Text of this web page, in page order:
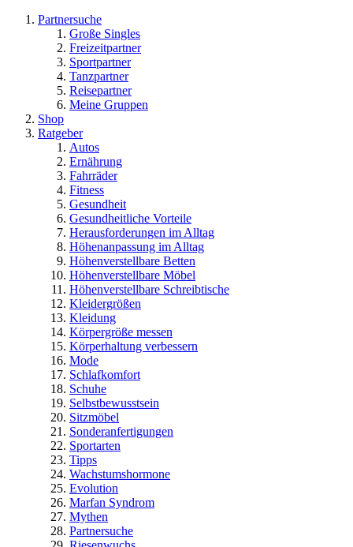
Partnersuche
Große Singles
Freizeitpartner
Sportpartner
Tanzpartner
Reisepartner
Meine Gruppen
Shop
Ratgeber
Autos
Ernährung
Fahrräder
Fitness
Gesundheit
Gesundheitliche Vorteile
Herausforderungen im Alltag
Höhenanpassung im Alltag
Höhenverstellbare Betten
Höhenverstellbare Möbel
Höhenverstellbare Schreibtische
Kleidergrößen
Kleidung
Körpergröße messen
Körperhaltung verbessern
Mode
Schlafkomfort
Schuhe
Selbstbewusstsein
Sitzmöbel
Sonderanfertigungen
Sportarten
Tipps
Wachstumshormone
Evolution
Marfan Syndrom
Mythen
Partnersuche